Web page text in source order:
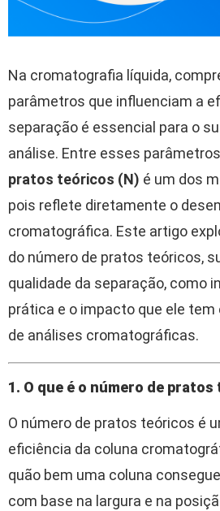
Na cromatografia líquida,
parâmetros que influenciam a
separação é essencial para o
análise. Entre esses
pratos teóricos (N) é um dos
pois reflete diretamente o
cromatográfica. Este artigo
do número de pratos teóricos,
qualidade da separação, como
prática e o impacto que ele
de análises cromatográficas.
1. O que é o número de
O número de pratos teóricos é
eficiência da coluna
quão bem uma coluna
com base na largura e na